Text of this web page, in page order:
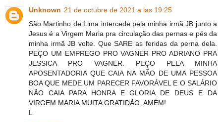
Unknown 21 de octubre de 2021 a las 19:25
São Martinho de Lima intercede pela minha irmã JB junto a
Jesus é a Virgem Maria pra circulação das pernas e pés da
minha irmã JB volte. Que SARE as feridas da perna dela.
PEÇO UM EMPREGO PRO VAGNER PRO ADRIANO PRA
JESSICA PRO VAGNER. PEÇO PELA MINHA
APOSENTADORIA QUE CAIA NA MÃO DE UMA PESSOA
BOA QUE MEDE UM PARECER FAVORÁVEL E O SALÁRIO
NÃO CAIA PARA HONRA E GLORIA DE DEUS E DA
VIRGEM MARIA MUITA GRATIDÃO. AMÉM!
L